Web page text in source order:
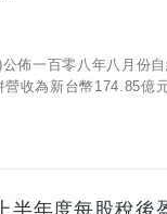
佈一百零八年八月份
收為新台幣174.85億
年度每股稅後